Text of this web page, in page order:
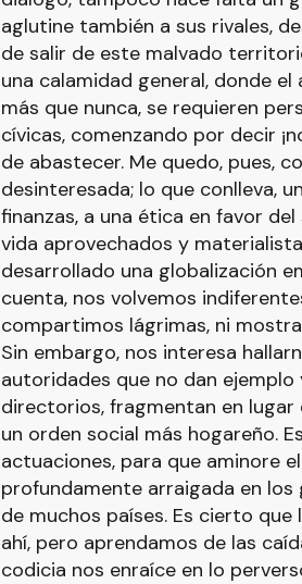
aglutine también a sus rivales,
de salir de este malvado
una calamidad general, donde
más que nunca, se requieren
cívicas, comenzando por decir
de abastecer. Me quedo, pues,
desinteresada; lo que conlleva,
finanzas, a una ética en favor
vida aprovechados y
desarrollado una globalización
cuenta, nos volvemos
compartimos lágrimas, ni
Sin embargo, nos interesa
autoridades que no dan ejemplo
directorios, fragmentan en lugar
un orden social más hogareño.
actuaciones, para que aminore
profundamente arraigada en
de muchos países. Es cierto
ahí, pero aprendamos de las
codicia nos enraíce en lo